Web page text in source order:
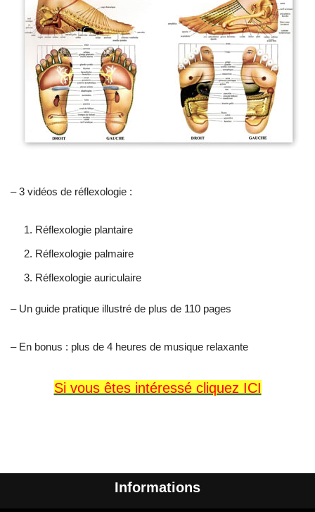
– 3 vidéos de réflexologie :
Réflexologie plantaire
Réflexologie palmaire
Réflexologie auriculaire
– Un guide pratique illustré de plus de 110 pages
– En bonus : plus de 4 heures de musique relaxante
Si vous êtes intéressé cliquez ICI
Informations